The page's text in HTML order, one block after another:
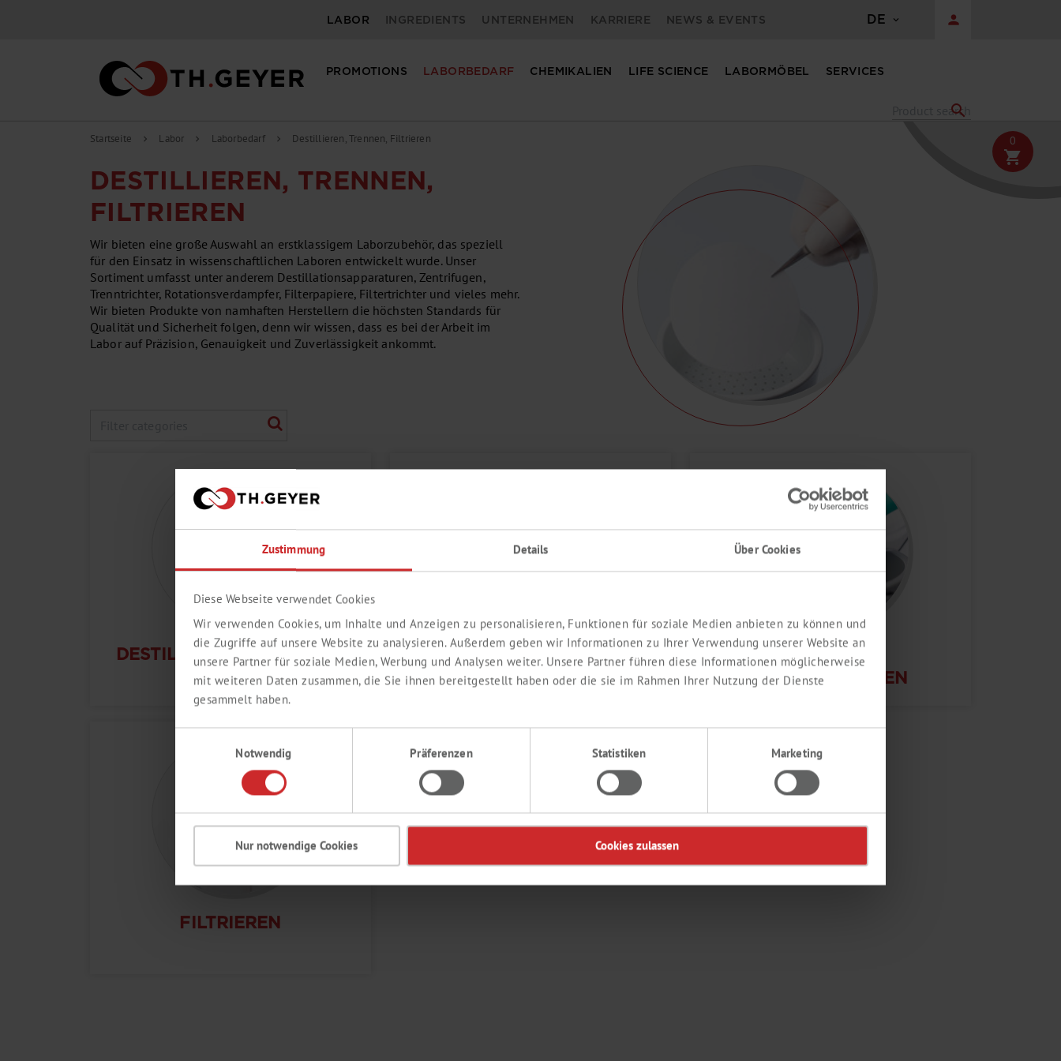
Zustimmung Details Über Cookies
Diese Webseite verwendet Cookies
Wir verwenden Cookies, um Inhalte und Anzeigen zu personalisieren, Funktionen für soziale Medien anbieten zu können und
die Zugriffe auf unsere Website zu analysieren. Außerdem geben wir Informationen zu Ihrer Verwendung unserer Website an
unsere Partner für soziale Medien, Werbung und Analysen weiter. Unsere Partner führen diese Informationen möglicherweise
mit weiteren Daten zusammen, die Sie ihnen bereitgestellt haben oder die sie im Rahmen Ihrer Nutzung der Dienste
gesammelt haben.
Notwendig
Präferenzen Statistiken Marketing
Nur notwendige Cookies Cookies zulassen
LABOR INGREDIENTS UNTERNEHMEN KARRIERE NEWS & EVENTS DE person
PROMOTIONS LABORBEDARF CHEMIKALIEN LIFE SCIENCE LABORMÖBEL SERVICES
search
0
shopping_cart
Startseite chevron_right Labor chevron_right Laborbedarf chevron_right Destillieren, Trennen, Filtrieren
DESTILLIEREN, TRENNEN,
FILTRIEREN
Wir bieten eine große Auswahl an erstklassigem Laborzubehör, das speziell
für den Einsatz in wissenschaftlichen Laboren entwickelt wurde. Unser
Sortiment umfasst unter anderem Destillationsapparaturen, Zentrifugen,
Trenntrichter, Rotationsverdampfer, Filterpapiere, Filtertrichter und vieles mehr.
Wir bieten Produkte von namhaften Herstellern die höchsten Standards für
Qualität und Sicherheit folgen, denn wir wissen, dass es bei der Arbeit im
Labor auf Präzision, Genauigkeit und Zuverlässigkeit ankommt.
DESTILLATION, SYNTHESE ROTATIONSVERDAMPFER
TRENNEN,
ZENTRIFUGIEREN
FILTRIEREN